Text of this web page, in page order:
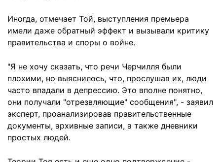
Иногда, отмечает Той, выступления премьера
имели даже обратный эффект и вызывали критику
правительства и споры о войне.
"Я не хочу сказать, что речи Черчилля были
плохими, но выяснилось, что, прослушав их, люди
часто впадали в депрессию. Это вполне понятно,
они получали "отрезвляющие" сообщения", - заявил
эксперт, проанализировав правительственные
документы, архивные записи, а также дневники
простых людей.